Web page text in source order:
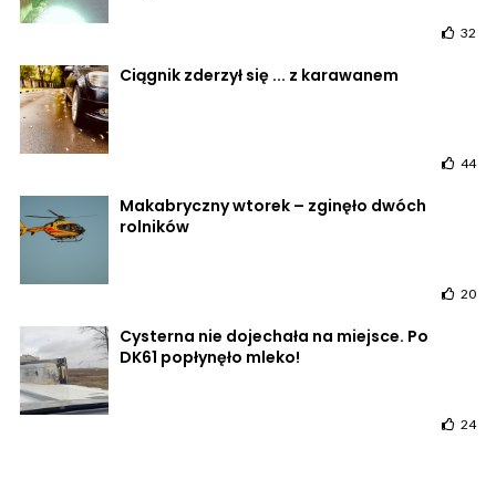
32
Ciągnik zderzył się ... z karawanem
44
Makabryczny wtorek – zginęło dwóch
rolników
20
Cysterna nie dojechała na miejsce. Po
DK61 popłynęło mleko!
24